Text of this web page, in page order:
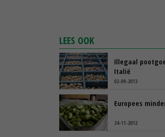
LEES OOK
Illegaal
Italië
02-09-2013
Europees
24-11-2012